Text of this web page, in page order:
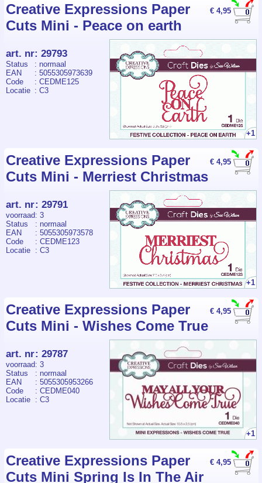
€ 4,95
Creative Expressions Paper
Cuts Mini - Peace on earth
+1
art. nr: 29793
Status
: normaal
EAN
: 5055305973639
Code
: CEDME125
Locatie : C3
€ 4,95
Creative Expressions Paper
Cuts Mini - Merriest Christmas
+1
art. nr: 29791
voorraad: 3
Status
: normaal
EAN
: 5055305973578
Code
: CEDME123
Locatie : C3
€ 4,95
Creative Expressions Paper
Cuts Mini - Wishes Come True
+1
art. nr: 29787
voorraad: 3
Status
: normaal
EAN
: 5055305953266
Code
: CEDME040
Locatie : C3
€ 4,95
Creative Expressions Paper
Cuts Mini Spring Is In The Air